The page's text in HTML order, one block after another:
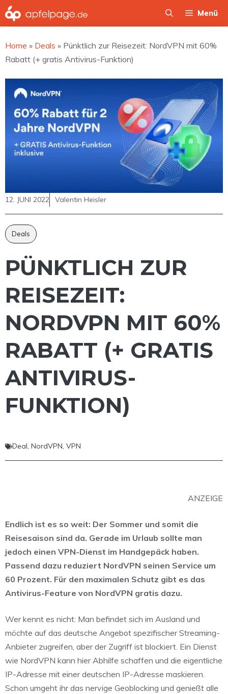
Zum
Inhalt
Menü
Home » Deals » Pünktlich zur Reisezeit: NordVPN mit 60%
Rabatt (+ gratis Antivirus-Funktion)
12. JUNI 2022 Valentin Heisler
Deals
PÜNKTLICH ZUR
REISEZEIT:
NORDVPN MIT 60%
RABATT (+ GRATIS
ANTIVIRUS-
FUNKTION)
Deal, NordVPN, VPN
ANZEIGE
Endlich ist es so weit: Der Sommer und somit die
Reisesaison sind da. Gerade im Urlaub sollte man
jedoch einen VPN-Dienst im Handgepäck haben.
Passend dazu reduziert NordVPN seinen Service um
60 Prozent. Für den maximalen Schutz gibt es das
Antivirus-Feature von NordVPN gratis dazu.
Wer kennt es nicht: Man befindet sich im Ausland und
möchte auf das deutsche Angebot spezifischer Streaming-
Anbieter zugreifen, aber der Zugriff ist blockiert. Ein Dienst
wie NordVPN kann hier Abhilfe schaffen und die eigentliche
IP-Adresse mit einer deutschen IP-Adresse maskieren.
Schon umgeht ihr das nervige Geoblocking und genießt alle